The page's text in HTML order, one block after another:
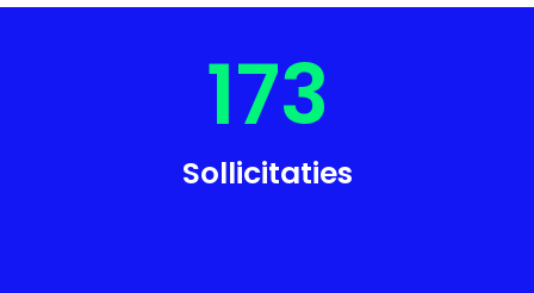
Sollicitaties
173